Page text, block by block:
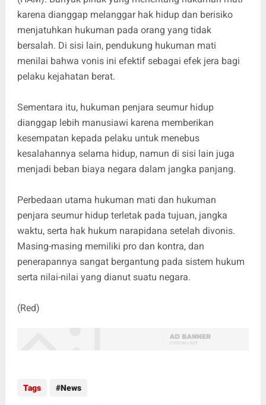
karena dianggap melanggar hak hidup dan berisiko
menjatuhkan hukuman pada orang yang tidak
bersalah. Di sisi lain, pendukung hukuman mati
menilai bahwa vonis ini efektif sebagai efek jera bagi
pelaku kejahatan berat.
Sementara itu, hukuman penjara seumur hidup
dianggap lebih manusiawi karena memberikan
kesempatan kepada pelaku untuk menebus
kesalahannya selama hidup, namun di sisi lain juga
menjadi beban biaya negara dalam jangka panjang.
Perbedaan utama hukuman mati dan hukuman
penjara seumur hidup terletak pada tujuan, jangka
waktu, serta hak hukum narapidana setelah divonis.
Masing-masing memiliki pro dan kontra, dan
penerapannya sangat bergantung pada sistem hukum
serta nilai-nilai yang dianut suatu negara.
(Red)
Tags News